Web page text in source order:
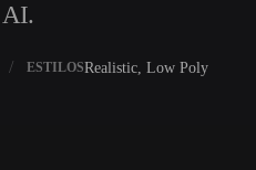
AI.
ESTILOSRealistic, Low Poly